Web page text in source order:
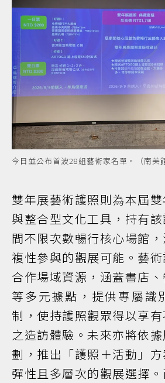
今日並公布首波28組藝術家名單。（南美
雙年展藝術護照則為本屆
與整合型文化工具，持有
間不限次數暢行核心場館
複性參與的觀展可能。藝
合作場域資源，涵蓋書店
等多元據點，提供專屬識
制，使持護照觀眾得以享
之造訪體驗。未來亦將依
劃，推出「護照＋活動」
彈性且多層次的觀展選擇